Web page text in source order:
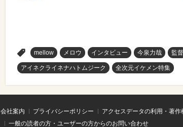
mellow メロウ インタビュー 今泉力哉 監督
アイネクライネナハトムジーク 全次元イケメン特集
会社案内 プライバシーポリシー アクセスデータの利用・著作
一般の読者の方・ユーザーの方からのお問い合わせ